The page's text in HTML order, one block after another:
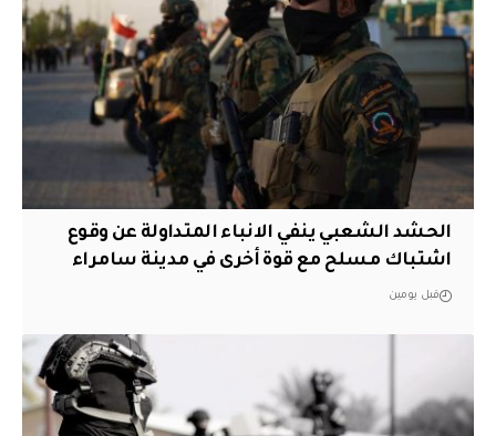
الحشد الشعبي ينفي الانباء المتداولة عن وقوع
اشتباك مسلح مع قوة أخرى في مدينة سامراء
قبل يومين